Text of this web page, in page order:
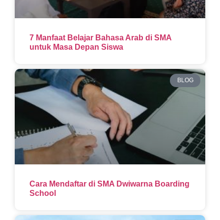
7 Manfaat Belajar Bahasa Arab di SMA
untuk Masa Depan Siswa
BLOG
Cara Mendaftar di SMA Dwiwarna Boarding
School